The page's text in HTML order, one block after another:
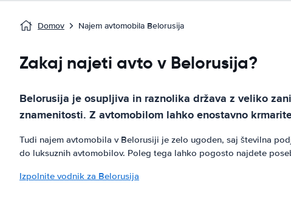
Domov Najem avtomobila Belorusija
Zakaj najeti avto v Belorusija?
Belorusija je osupljiva in raznolika država z veliko
znamenitosti. Z avtomobilom lahko enostavno
Tudi najem avtomobila v Belorusiji je zelo ugoden, saj številna
do luksuznih avtomobilov. Poleg tega lahko pogosto najdete
Izpolnite vodnik za Belorusija